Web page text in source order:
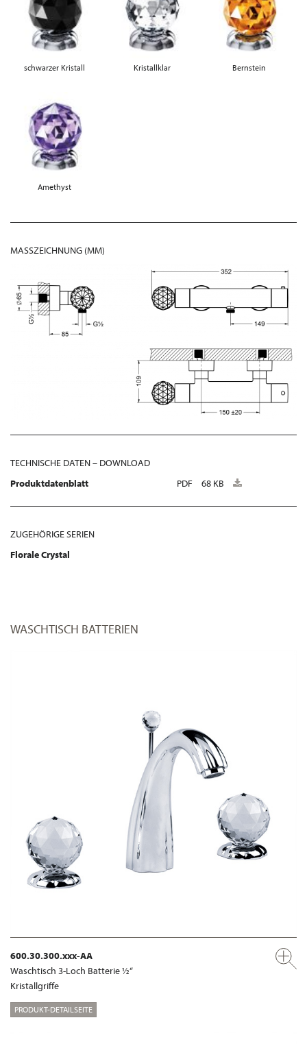
schwarzer Kristall Kristallklar Bernstein
Amethyst
MASSZEICHNUNG (MM)
TECHNISCHE DATEN – DOWNLOAD
Produktdatenblatt
PDF 68 KB
ZUGEHÖRIGE SERIEN
Florale Crystal
WASCHTISCH BATTERIEN
600.30.300.xxx-AA
Waschtisch 3-Loch Batterie ½“
Kristallgriffe
PRODUKT-DETAILSEITE